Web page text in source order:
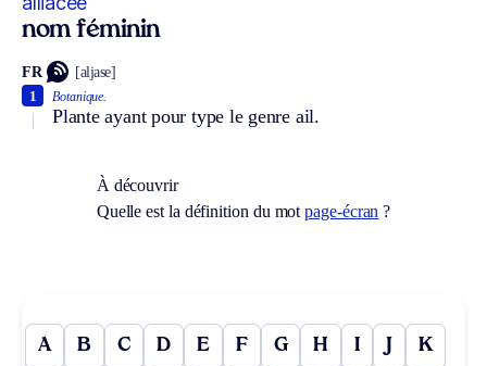
nom féminin
FR [aljase]
Botanique.
Plante ayant pour type le genre ail.
1
À découvrir
Quelle est la définition du motpage-écran ?
A B C D E F G H I J K